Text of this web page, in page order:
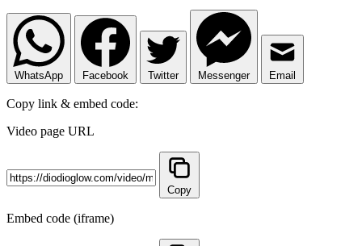
WhatsApp Facebook Twitter Messenger Email
Copy link & embed code:
Video page URL
Copy
Embed code (iframe)